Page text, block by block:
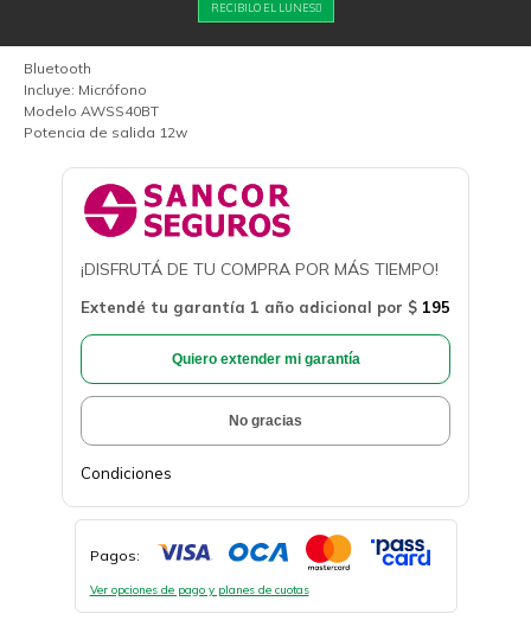
RECIBILO EL LUNES
Bluetooth
Incluye: Micrófono
Modelo AWSS40BT
Potencia de salida 12w
¡DISFRUTÁ DE TU COMPRA POR MÁS TIEMPO!
Extendé tu garantía 1 año adicional por $ 195
Quiero extender mi garantía
No gracias
Condiciones
Pagos:
Ver opciones de pago y planes de cuotas